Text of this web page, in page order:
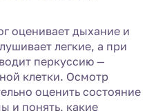
оценивает дыхание и
легкие, а при
перкуссию —
клетки. Осмотр
оценить состояние
и понять, какие